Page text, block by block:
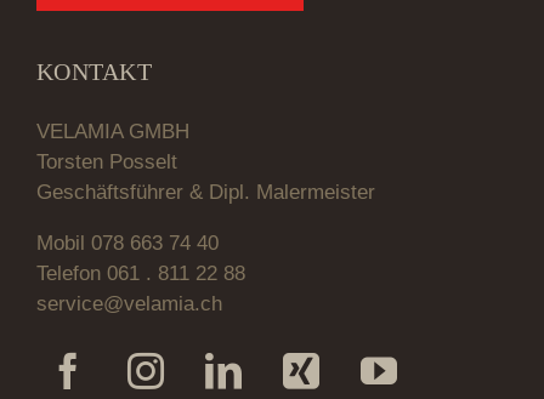
KONTAKT
VELAMIA GMBH
Torsten Posselt
Geschäftsführer & Dipl. Malermeister
Mobil 078 663 74 40
Telefon 061 . 811 22 88
service@velamia.ch